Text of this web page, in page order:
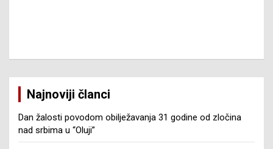
Najnoviji članci
Dan žalosti povodom obilježavanja 31 godine od zločina
nad srbima u “Oluji”